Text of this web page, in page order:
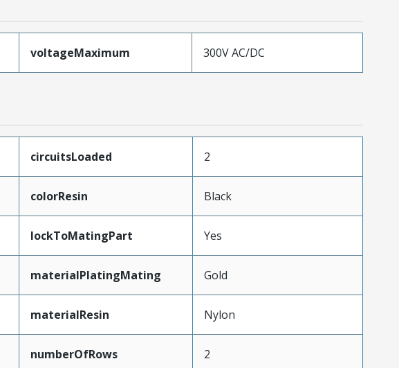
voltageMaximum 300V AC/DC
circuitsLoaded 2
colorResin Black
lockToMatingPart Yes
materialPlatingMating Gold
materialResin Nylon
numberOfRows 2